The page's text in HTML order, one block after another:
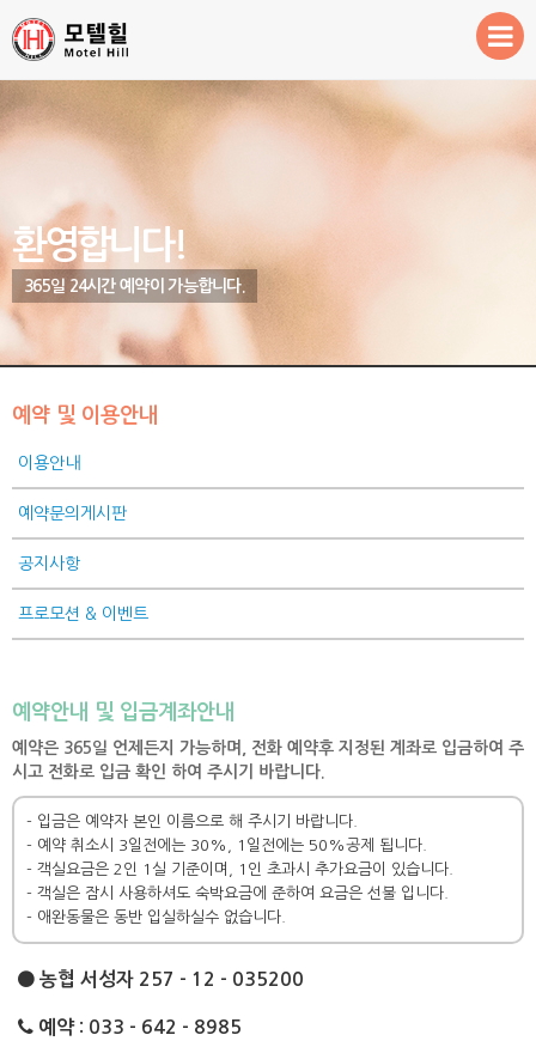
환영합니다!
주변관광지
환영합니다!
365일 24시간 예약이 가능합니다.
예약 및 이용안내
이용안내
예약문의게시판
공지사항
프로모션 & 이벤트
예약안내 및 입금계좌안내
예약은 365일 언제든지 가능하며, 전화 예약후 지정된 계좌로 입금하여 주
시고 전화로 입금 확인 하여 주시기 바랍니다.
- 입금은 예약자 본인 이름으로 해 주시기 바랍니다.
- 예약 취소시 3일전에는 30%, 1일전에는 50%공제 됩니다.
- 객실요금은 2인 1실 기준이며, 1인 초과시 추가요금이 있습니다.
- 객실은 잠시 사용하셔도 숙박요금에 준하여 요금은 선불 입니다.
- 애완동물은 동반 입실하실수 없습니다.
농협 서성자 257 - 12 - 035200
예약 : 033 - 642 - 8985